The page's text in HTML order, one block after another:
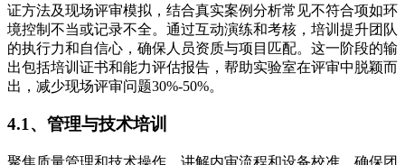
证方法及现场评审模拟，结合真实案例分析常见不符合项如环
境控制不当或记录不全。通过互动演练和考核，培训提升团队
的执行力和自信心，确保人员资质与项目匹配。这一阶段的输
出包括培训证书和能力评估报告，帮助实验室在评审中脱颖而
出，减少现场评审问题30%-50%。
4.1、管理与技术培训
聚焦质量管理和技术操作，讲解内审流程和设备校准，确保团